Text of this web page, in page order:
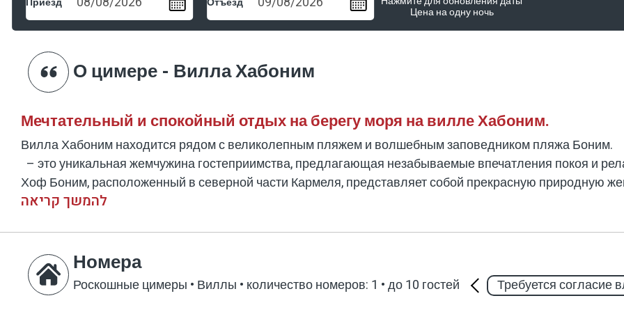
Цена на одну ночь
О цимере - Вилла Хабоним
Мечтательный и спокойный отдых на берегу моря на вилле Хабоним.
Вилла Хабоним находится рядом с великолепным пляжем и волшебным заповедником пляжа Боним.
– это уникальная жемчужина гостеприимства, предлагающая незабываемые впечатления покоя и
Хоф Боним, расположенный в северной части Кармеля, представляет собой прекрасную природную
Средиземным морем, окруженным захватывающим пасторальным пейзажем, волшебной атмосферой
вас идеальным выбором.
Роскошная вилла со всеми удобствами и разнообразными развлечениями
Вилла Хабоним предлагает широкий выбор вариантов размещения для семьи, небольшой группы
להמשך קריאה
Номера
Роскошные цимеры • Виллы • количество номеров: 1 •до 10 гостей Требуется согласие